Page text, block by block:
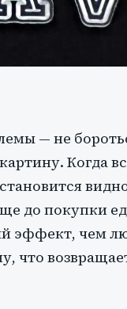
— не
Когда
до покупки
эффект, чем